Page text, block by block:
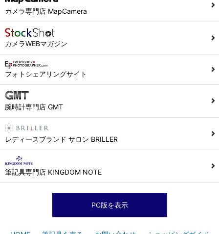
カメラ専門店 MapCamera
カメラWEBマガジン
フォトシェアリングサイト
腕時計専門店 GMT
レディースブランド サロン BRILLER
筆記具専門店 KINGDOM NOTE
PC版を表示